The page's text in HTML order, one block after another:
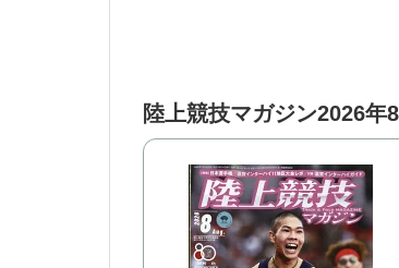
陸上競技マガジン2026年